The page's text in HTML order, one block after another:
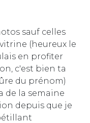
sauf celles
(heureux le
en profiter
c'est bien ta
du prénom)
de la semaine
depuis que je